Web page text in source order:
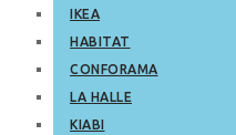
IKEA
HABITAT
CONFORAMA
LA HALLE
KIABI